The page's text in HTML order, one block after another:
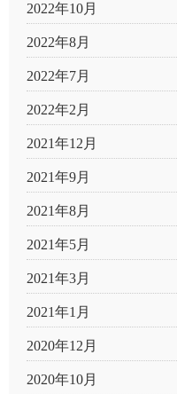
2022年10月
2022年8月
2022年7月
2022年2月
2021年12月
2021年9月
2021年8月
2021年5月
2021年3月
2021年1月
2020年12月
2020年10月